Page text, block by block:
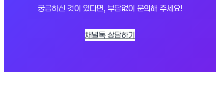
궁금하신 것이 있다면, 부담없이 문의해 주세요!
채널톡 상담하기